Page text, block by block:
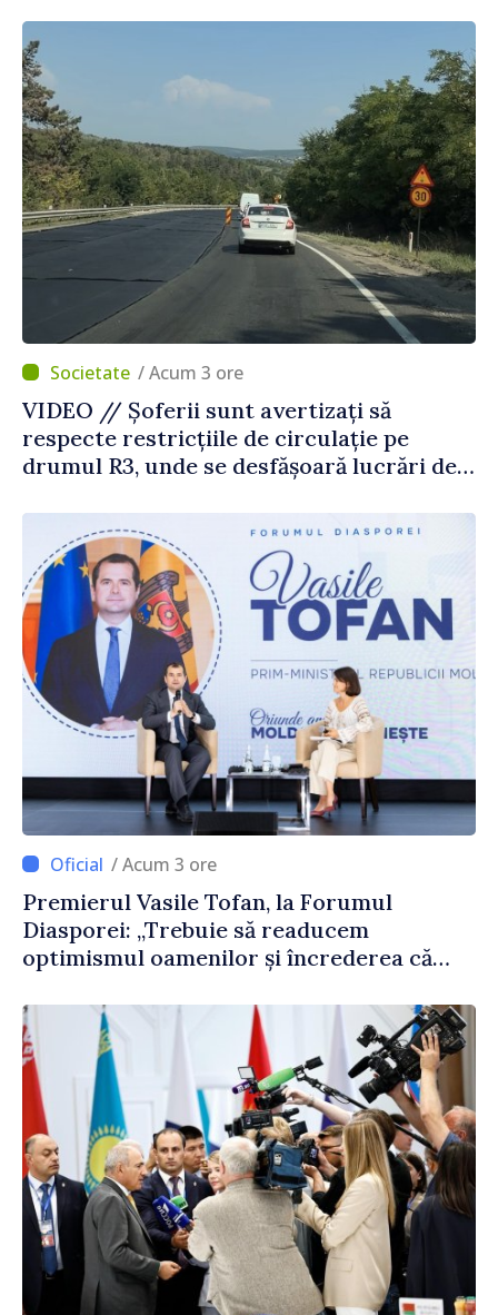
Străinătate
/ Acum 3 ore
VIDEO // Șoferii sunt avertizați să
respecte restricțiile de circulație pe
drumul R3, unde se desfășoară lucrări de
/ Acum 3 ore
Premierul Vasile Tofan, la Forumul
Diasporei: „Trebuie să readucem
optimismul oamenilor și încrederea că
corectă”